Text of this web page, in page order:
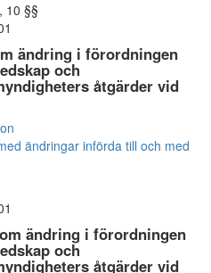
10 §§
ändring i förordningen
och
åtgärder vid
ändringar införda till och med
ändring i förordningen
och
åtgärder vid